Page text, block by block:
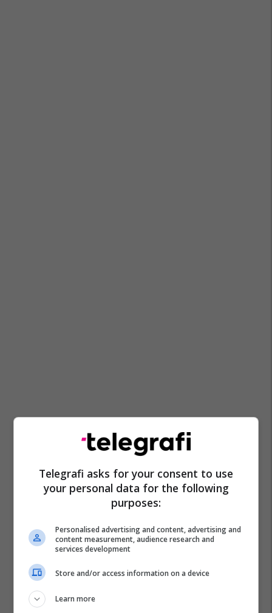
Telegrafi asks for your consent to use
your personal data for the following
purposes:
Personalised advertising and content, advertising and
content measurement, audience research and
services development
Store and/or access information on a device
Learn more